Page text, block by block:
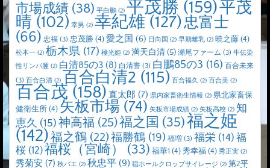
市場成績 (38) 平白鵬 (2) 平茂勝 (159)平茂
晴 (102) 幸男 (2) 幸紀雄 (127)忠富士
(66) 忠福 (3) 忠茂勝 (4) 愛之国 (6) 日向国 (2) 早期離乳 (2) 暁之藤 (4)
松本一 (2) 栃木県 (17) 極光姫 (2) 満天白清(5) 瀬尾ファーム (3) 牛伝染
性リンパ腫 (2) 白清85の3 (8) 白清誉 (3) 白鵬85の3 (16) 百合未来
(3) 百合白清 (2) 百合白清2 (115) 百合福久 (2) 百合美 (2)
百合茂 (158) 直太郎 (7) 県内家畜衛生情報 (2) 県北家畜保
健衛生所 (4) 矢板市場 (74) 矢板市場成績 (2) 矢板高校 (2) 知
恵久 (15) 神高福 (25)福之国 (35)福之姫
(142)福之鶴 (22)福勝鶴 (19) 福増 (3) 福栄 (14) 福
桜 (12)福桜（宮崎） (33) 福華1 (4) 秀幸福 (4) 秀正実 (2)
秀菊安 (7) 秋バエ (2) 秋忠平 (9) 稲ホールクロップサイレージ (2) 第2平